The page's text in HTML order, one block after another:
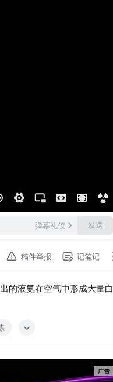
弹幕礼仪 发送
稿件举报 记笔记
的液氨在空气中形成大量白